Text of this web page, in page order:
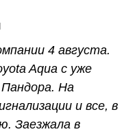
какая
мол к
особое,
данных
теме. На
7 лет
4 августа.
Aqua с уже
Пандора. На
и все, в
Заезжала в